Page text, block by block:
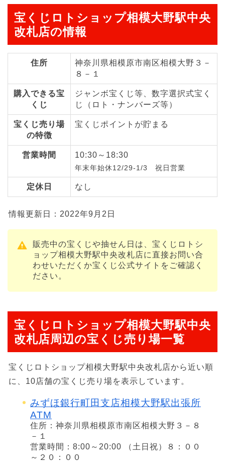
宝くじロトショップ相模大野駅中央
改札店の情報
住所
神奈川県相模原市南区相模大野３－
８－１
購入できる宝
くじ
ジャンボ宝くじ等、数字選択式宝く
じ（ロト・ナンバーズ等）
宝くじ売り場
の特徴
宝くじポイントが貯まる
営業時間 10:30～18:30
年末年始休12/29-1/3 祝日営業
定休日 なし
情報更新日：2022年9月2日
販売中の宝くじや抽せん日は、宝くじロトシ
ョップ相模大野駅中央改札店に直接お問い合
わせいただくか宝くじ公式サイトをご確認く
ださい。
宝くじロトショップ相模大野駅中央
改札店周辺の宝くじ売り場一覧
宝くじロトショップ相模大野駅中央改札店から近い順
に、10店舗の宝くじ売り場を表示しています。
みずほ銀行町田支店相模大野駅出張所
ATM
住所：神奈川県相模原市南区相模大野３－８
－１
営業時間：8:00～20:00 （土日祝）８：００
～２０：００